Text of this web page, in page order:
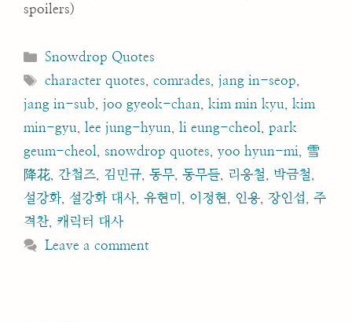
spoilers)
Categories
Snowdrop Quotes
Tags
character quotes,comrades,jang in-seop,
jang in-sub, joo gyeok-chan, kim min kyu, kim
min-gyu, lee jung-hyun, li eung-cheol, park
geum-cheol, snowdrop quotes, yoo hyun-mi, 雪
降花, 간첩즈, 김민규, 동무, 동무들, 리응철, 박금철,
설강화, 설강화 대사, 유현미 , 이정현, 인용, 장인섭, 주
격찬, 캐릭터 대사
Leave a comment